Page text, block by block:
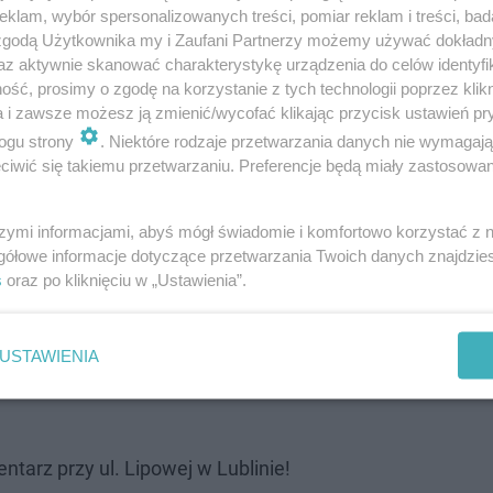
Lubelszczyzny sporym zachmurzeniem, ale
że w północnej części województwa miejscami
będzie słaby. Będzie też dość ciepło – termometry
słaby, zaś temperatura w ciągu dnia ma
się natomiast w nocy z niedzieli na poniedziałek (2/
przy ul. Lipowej w Lublinie!
wybór spersonalizowanych treści, pomiar reklam i treści,
Użytkownika my i Zaufani Partnerzy możemy używać
aktywnie skanować charakterystykę urządzenia do celów
prosimy o zgodę na korzystanie z tych technologii poprzez
i zawsze możesz ją zmienić/wycofać klikając przycisk ustawień
strony
. Niektóre rodzaje przetwarzania danych nie
się takiemu przetwarzaniu. Preferencje będą miały
informacjami, abyś mógł świadomie i komfortowo korzystać z
informacje dotyczące przetwarzania Twoich danych
oraz po kliknięciu w „Ustawienia”.
USTAWIENIA